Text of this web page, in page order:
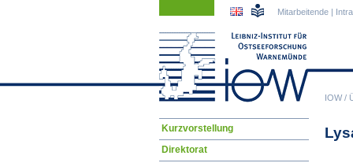
IOW/
Mitarbeitende |
Navigation
Kurzvorstellung
Direktorat